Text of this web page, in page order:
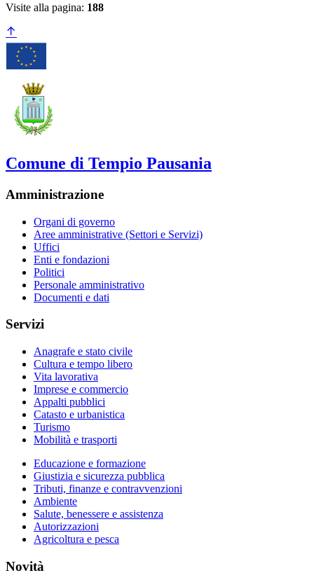
Visite alla pagina: 188
Comune di Tempio Pausania
Amministrazione
Organi di governo
Aree amministrative (Settori e Servizi)
Uffici
Enti e fondazioni
Politici
Personale amministrativo
Documenti e dati
Servizi
Anagrafe e stato civile
Cultura e tempo libero
Vita lavorativa
Imprese e commercio
Appalti pubblici
Catasto e urbanistica
Turismo
Mobilità e trasporti
Educazione e formazione
Giustizia e sicurezza pubblica
Tributi, finanze e contravvenzioni
Ambiente
Salute, benessere e assistenza
Autorizzazioni
Agricoltura e pesca
Novità